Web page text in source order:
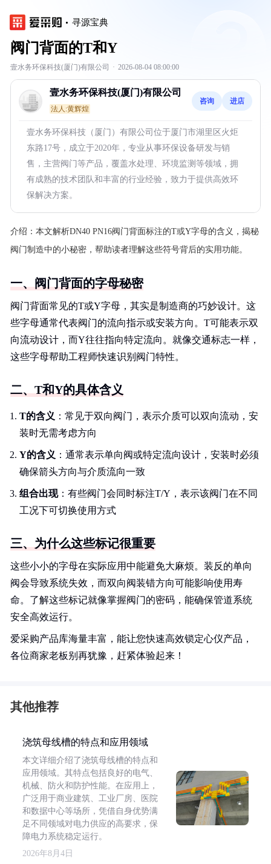
寻源宝典
阀门背面的T和Y
壹水务环保科技(厦门)有限公司 · 2026-08-04 08:00:00
壹水务环保科技(厦门)有限公司
法人:黄辉煌
咨询 进店
壹水务环保科技（厦门）有限公司位于厦门市湖里区火炬
东路17号，成立于2020年，专业从事环保设备研发与销
售，主营阀门等产品，覆盖水处理、环境监测等领域，拥
有成熟的技术团队和丰富的行业经验，致力于提供高效环
保解决方案。
介绍： 本文解析DN40 PN16阀门背面标注的T或Y字母的含义，揭秘
阀门制造中的小秘密，帮助读者理解这些符号背后的实用功能。
一、阀门背面的字母秘密
阀门背面常见的T或Y字母，其实是制造商的巧妙设计。这
些字母通常代表阀门的流向指示或安装方向。T可能表示双
向流动设计，而Y往往指向特定流向。就像交通标志一样，
这些字母帮助工程师快速识别阀门特性。
二、T和Y的具体含义
T的含义 ：常见于双向阀门，表示介质可以双向流动，安
装时无需考虑方向
Y的含义 ：通常表示单向阀或特定流向设计，安装时必须
确保箭头方向与介质流向一致
组合出现：有些阀门会同时标注T/Y，表示该阀门在不同
工况下可切换使用方式
三、为什么这些标记很重要
这些小小的字母在实际应用中能避免大麻烦。装反的单向
阀会导致系统失效，而双向阀装错方向可能影响使用寿
命。了解这些标记就像掌握阀门的密码，能确保管道系统
安全高效运行。
爱采购产品库海量丰富，能让您快速高效锁定心仪产品，
各位商家老板别再犹豫，赶紧体验起来！
其他推荐
浇筑母线槽的特点和应用领域
本文详细介绍了浇筑母线槽的特点和
应用领域。其特点包括良好的电气、
机械、防火和防护性能。在应用上，
广泛用于商业建筑、工业厂房、医院
和数据中心等场所，凭借自身优势满
足不同领域对电力供应的高要求，保
障电力系统稳定运行。
2026年8月4日